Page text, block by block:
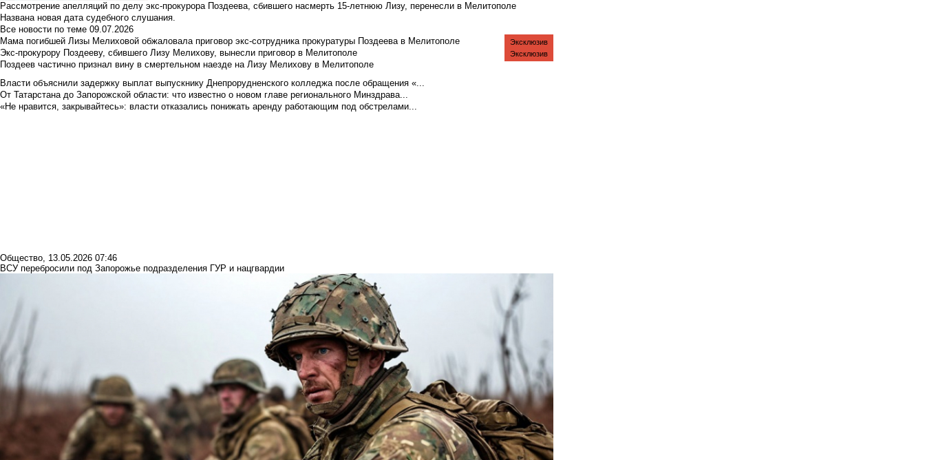
Рассмотрение апелляций по делу экс-прокурора Поздеева, сбившего насмерть 15-летнюю Лизу, перенесли в Мелитополе
Названа новая дата судебного слушания.
Все новости по теме 09.07.2026
Мама погибшей Лизы Мелиховой обжаловала приговор экс-сотрудника прокуратуры Поздеева в Мелитополе
Экс-прокурору Поздееву, сбившего Лизу Мелихову, вынесли приговор в Мелитополе
Поздеев частично признал вину в смертельном наезде на Лизу Мелихову в Мелитополе
Власти объяснили задержку выплат выпускнику Днепрорудненского колледжа после обращения «...
Эксклюзив
От Татарстана до Запорожской области: что известно о новом главе регионального Минздрава...
Эксклюзив
«Не нравится, закрывайтесь»: власти отказались понижать аренду работающим под обстрелами...
Общество, 13.05.2026 07:46
ВСУ перебросили под Запорожье подразделения ГУР и нацгвардии